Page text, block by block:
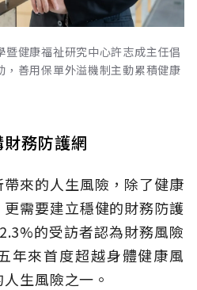
健康福祉研究中心許志成主任倡
，善用保單外溢機制主動累積健康
務防護網
來的人生風險，除了健康
需要建立穩健的財務防護
的受訪者認為財務風險
年來首度超越身體健康風
生風險之一。